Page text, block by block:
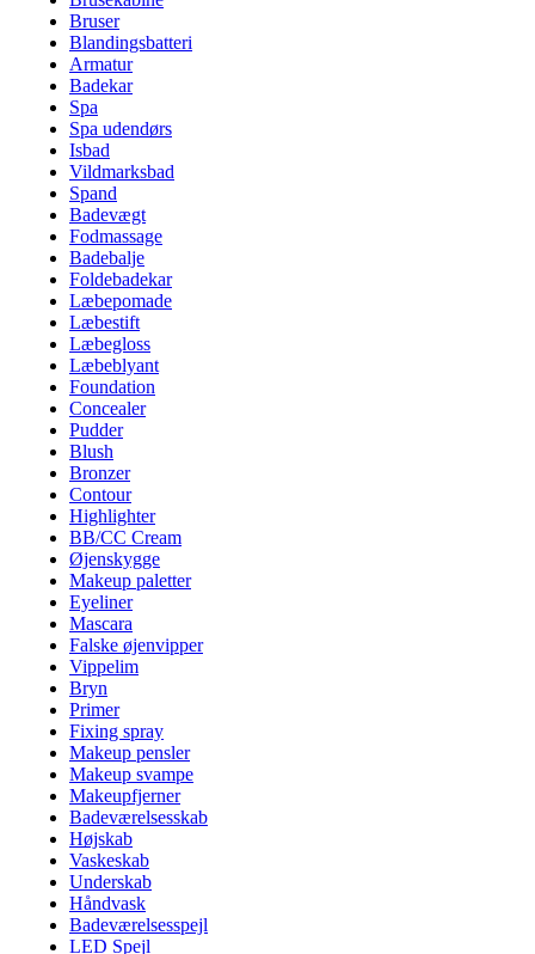
Bruser
Blandingsbatteri
Armatur
Badekar
Spa
Spa udendørs
Isbad
Vildmarksbad
Spand
Badevægt
Fodmassage
Badebalje
Foldebadekar
Læbepomade
Læbestift
Læbegloss
Læbeblyant
Foundation
Concealer
Pudder
Blush
Bronzer
Contour
Highlighter
BB/CC Cream
Øjenskygge
Makeup paletter
Eyeliner
Mascara
Falske øjenvipper
Vippelim
Bryn
Primer
Fixing spray
Makeup pensler
Makeup svampe
Makeupfjerner
Badeværelsesskab
Højskab
Vaskeskab
Underskab
Håndvask
Badeværelsesspejl
LED Spejl